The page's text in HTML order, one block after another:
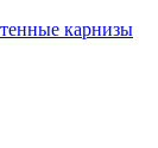
карнизы